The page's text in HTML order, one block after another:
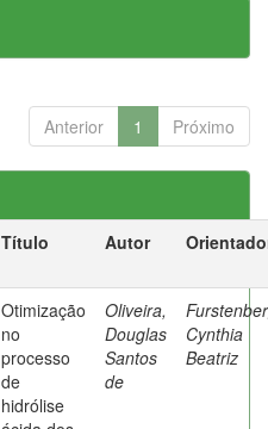
Anterior 1 Próximo
Título Autor
Otimização
no
processo
de
hidrólise
Oliveira,
Douglas
Santos
de
Cynthia
Beatriz